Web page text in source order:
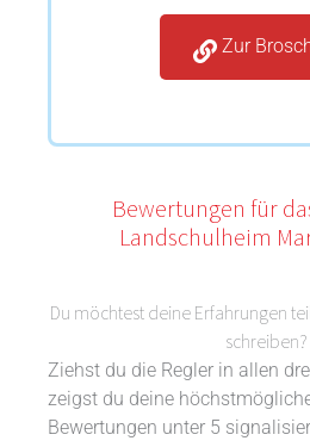
Zur
Bewertungen für
Landschulheim
Du möchtest deine Erfahrungen
schreiben?
Ziehst du die Regler in allen
zeigst du deine
Bewertungen unter 5